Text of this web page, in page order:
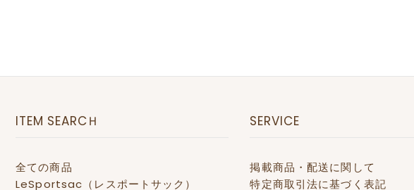
ITEM SEARCＨ
全ての商品
LeSportsac（レスポートサック）
SERVICE
掲載商品・配送に関して
特定商取引法に基づく表記